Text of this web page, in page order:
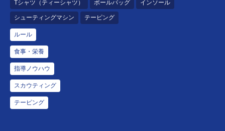
Tシャツ（ティーシャツ） ボールバッグ インソール
シューティングマシン テーピング
ルール
食事・栄養
指導ノウハウ
スカウティング
テーピング